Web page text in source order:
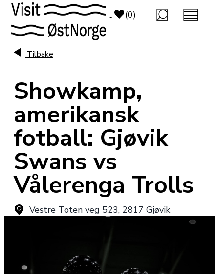
(0)
Tilbake
Showkamp,
amerikansk
fotball: Gjøvik
Swans vs
Vålerenga Trolls
Vestre Toten veg 523, 2817 Gjøvik
top-anchor
top-anchor